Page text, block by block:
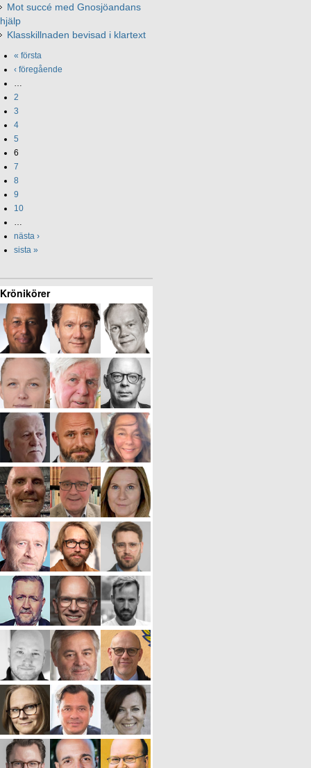
Mot succé med Gnosjöandans
hjälp
Klasskillnaden bevisad i klartext
« första
‹ föregående
…
2
3
4
5
6
7
8
9
10
…
nästa ›
sista »
Krönikörer